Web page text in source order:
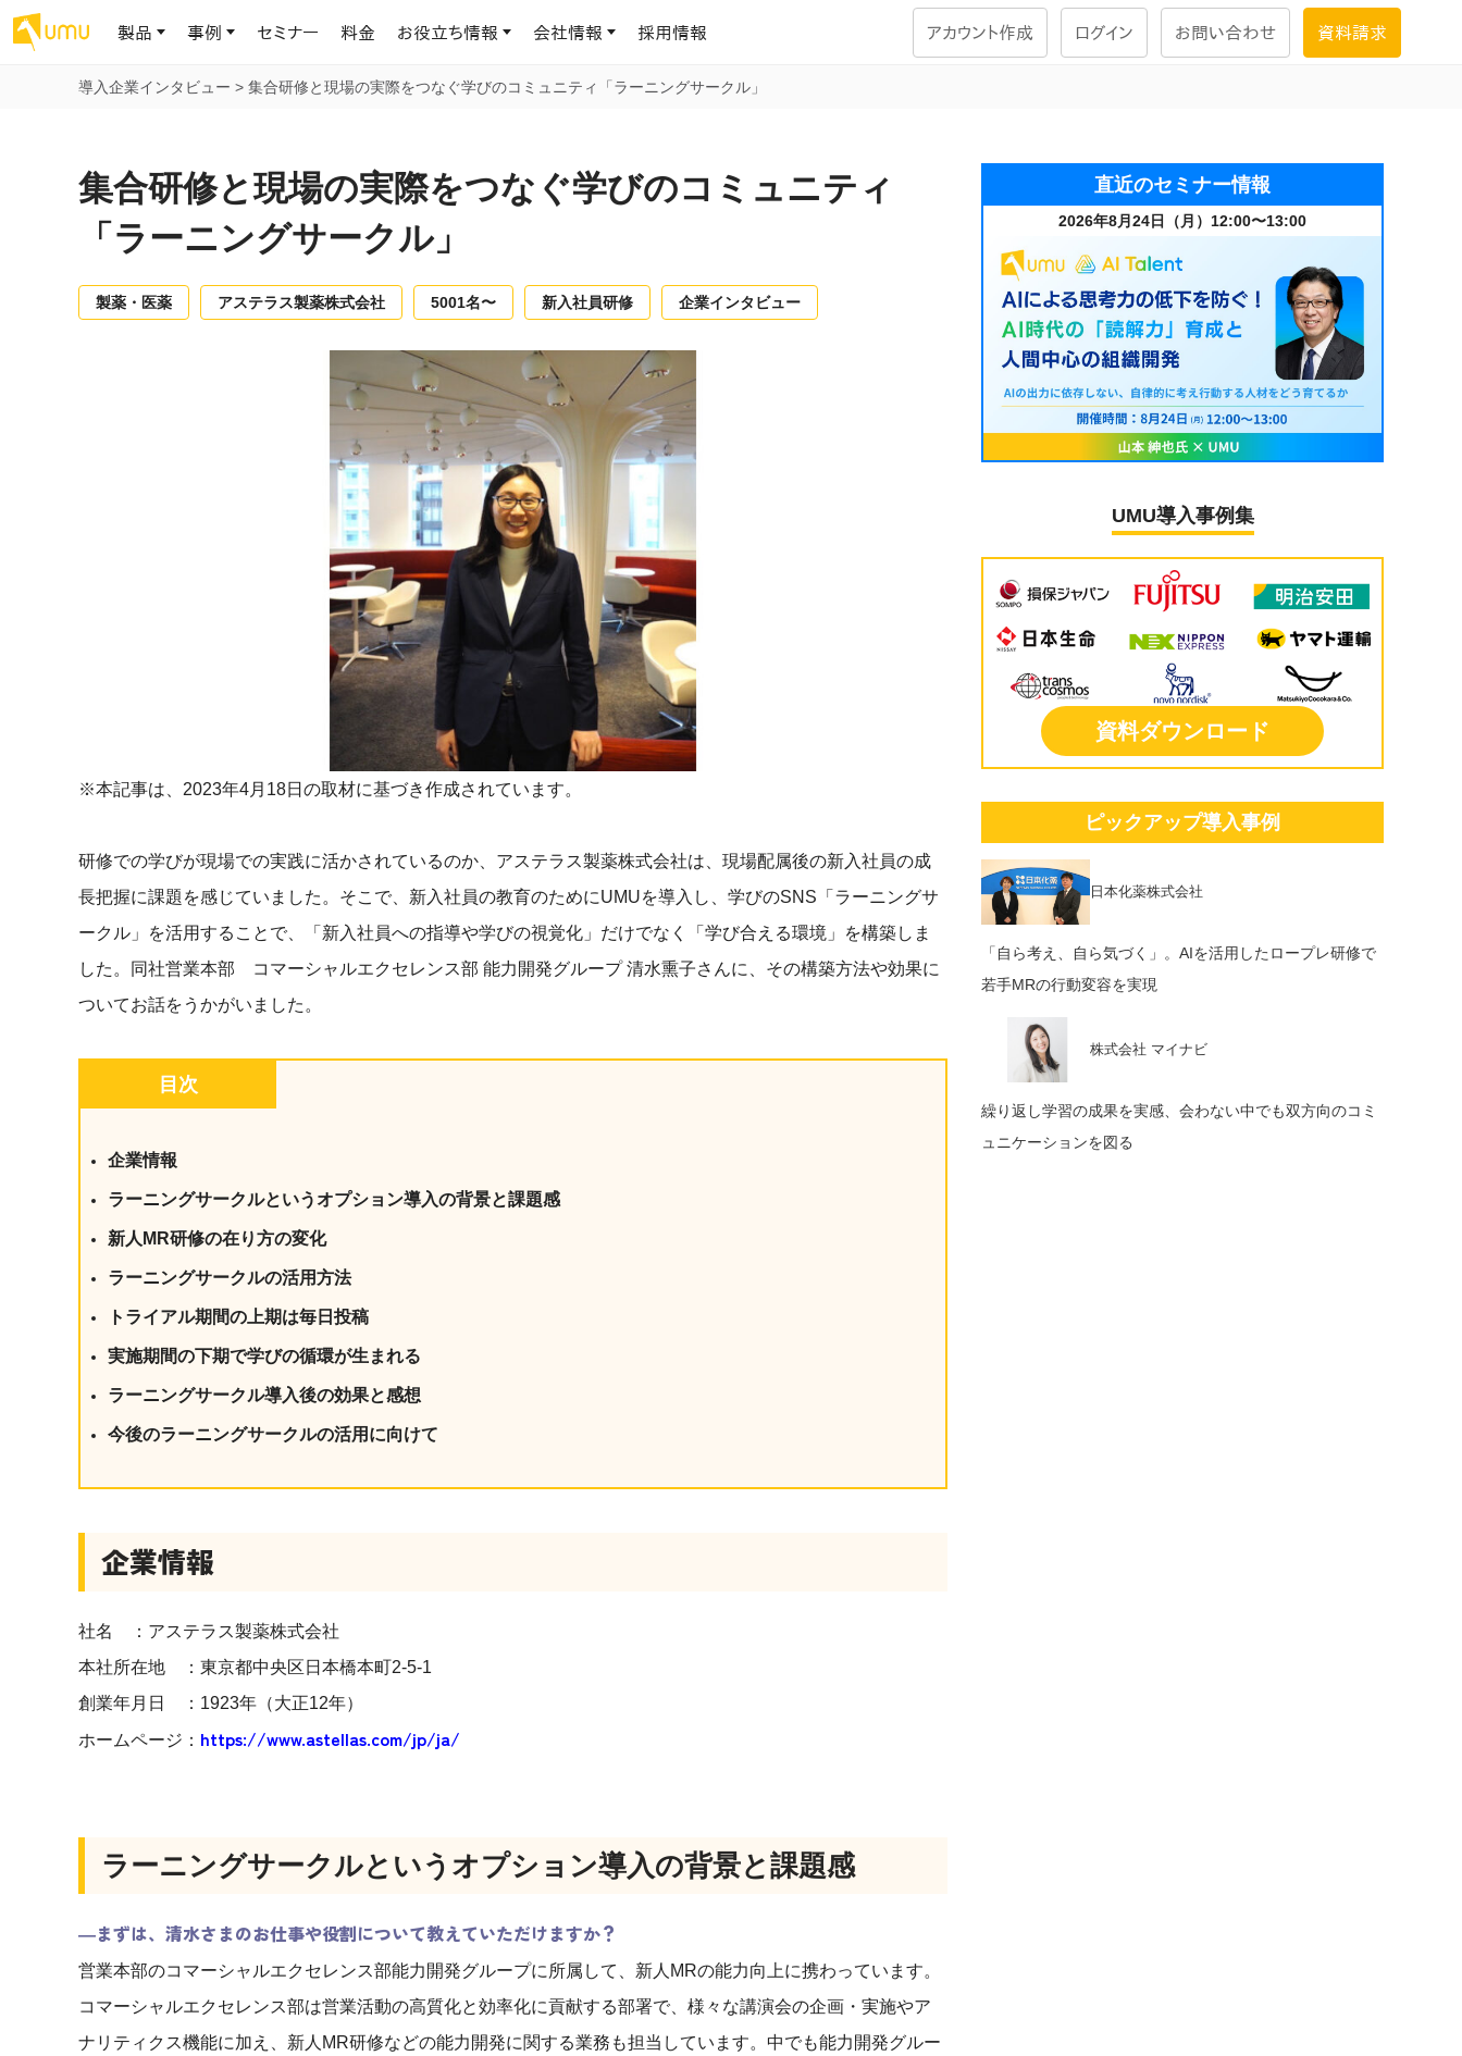
製品
AIリテラシーコース
大規模言語モデル時代のAIリテラ
シー養成オンラインコース
化し、業務スピードを加速
AIでタスクの優先順位を瞬時に判
断。 時間の管理からエネルギーの
AI人材育成：プロジェクトマネ
人と向き合い、組織を変える戦略人
AIロープレ
学習の科学に基づくAIロープレで、
現場スキルを再現可能な組織成果
へ
Chatbot
果的な会話パターンの習得。マネー
ジャーの指導力から、営業担当者
の交渉力強化までを網羅
AI マネジメント Dojo
AI部下との対話シミュレーションで
マネジメント課題を特定。個別フィ
ードバックでスキルを定着
uShow
製品紹介や営業トレーニングといっ
た、重要なビジネスプレゼンに最適
化されたPPTスピーチ練習
UMU AI課題
AIによる個別フィードバックで練習
の質を飛躍的に高め、スキルアップ
を実現
AIバーチャル講師の動画をワンクリ
ックで作成。企業研修やマニュアル
作成の手間を削減
uAsk
ラーニングプラットフォーム
OJTの教育と学習
学習ツール
大画面インタラクション
学習プログラム
事例
お客様の課題解決のプロセスと成果を、インタビュー記事でご紹介し
お客様の声
2.8万社以上が導入した信頼と実績の一覧を、こちらでご覧いただけ
セミナー 料金 お役立ち情報
AI活用や人材育成に役立つ、課題解決のための資料を無料でご提
供します
けします
プロが作成した質の高い研修コースを購入し、即座に自社で導入で
専門家がAIや組織開発を深掘り解説する、実践に役立つナレッジで
す
サービスのご利用方法や料金など、多く寄せられるご質問にお答えし
ます
会社情報
世界203カ国・国内28,000社以上の導入実績と基本情報
私たちについて
ミッション・ビジョン、社名に込められた想い
代表メッセージ
ISO認証取得済み。最高水準のセキュリティ体制
採用情報 アカウント作成 ログイン お問い合わせ 資料請求
導入企業インタビュー > 集合研修と現場の実際をつなぐ学びのコミュニティ「ラーニングサークル」
集合研修と現場の実際をつなぐ学びのコミュニティ
「ラーニングサークル」
製薬・医薬 アステラス製薬株式会社 5001名〜 新入社員研修 企業インタビュー
※本記事は、2023年4月18日の取材に基づき作成されています。
研修での学びが現場での実践に活かされているのか、アステラス製薬株式会社は、現場配属後の新入社員の成
長把握に課題を感じていました。そこで、新入社員の教育のためにUMUを導入し、学びのSNS「ラーニングサ
ークル」を活用することで、「新入社員への指導や学びの視覚化」だけでなく「学び合える環境」を構築しま
した。同社営業本部 コマーシャルエクセレンス部 能力開発グループ 清水熏子さんに、その構築方法や効果に
ついてお話をうかがいました。
目次
企業情報
ラーニングサークルというオプション導入の背景と課題感
新人MR研修の在り方の変化
ラーニングサークルの活用方法
トライアル期間の上期は毎日投稿
実施期間の下期で学びの循環が生まれる
ラーニングサークル導入後の効果と感想
今後のラーニングサークルの活用に向けて
企業情報
社名 ：アステラス製薬株式会社
本社所在地 ：東京都中央区日本橋本町2-5-1
創業年月日 ：1923年（大正12年）
ホームページ： https://www.astellas.com/jp/ja/
ラーニングサークルというオプション導入の背景と課題感
―まずは、清水さまのお仕事や役割について教えていただけますか？
営業本部のコマーシャルエクセレンス部能力開発グループに所属して、新人MRの能力向上に携わっています。
コマーシャルエクセレンス部は営業活動の高質化と効率化に貢献する部署で、様々な講演会の企画・実施やア
ナリティクス機能に加え、新人MR研修などの能力開発に関する業務も担当しています。中でも能力開発グルー
直近のセミナー情報
2026年8月24日（月）12:00〜13:00
UMU導入事例集
資料ダウンロード
ピックアップ導入事例
日本化薬株式会社
「自ら考え、自ら気づく」。AIを活用したロープレ研修で
若手MRの行動変容を実現
株式会社 マイナビ
繰り返し学習の成果を実感、会わない中でも双方向のコミ
ュニケーションを図る